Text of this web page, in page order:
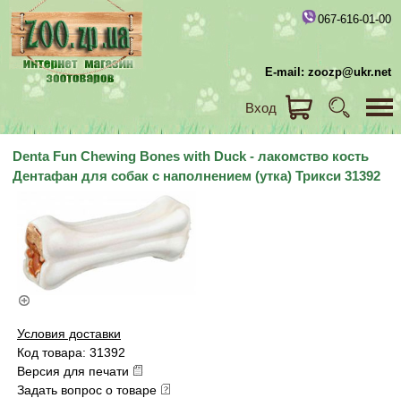
067-616-01-00
E-mail: zoozp@ukr.net
Вход
Denta Fun Chewing Bones with Duck - лакомство кость
Дентафан для собак с наполнением (утка) Трикси 31392
Условия доставки
Код товара: 31392
Версия для печати
Задать вопрос о товаре